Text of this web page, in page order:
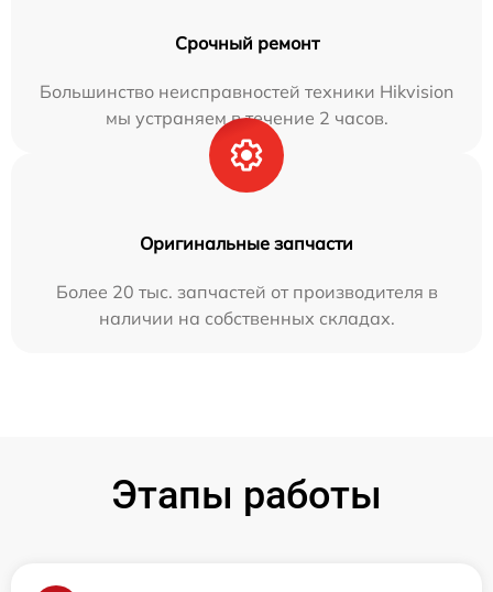
Срочный ремонт
Большинство неисправностей техники Hikvision
мы устраняем в течение 2 часов.
Оригинальные запчасти
Более 20 тыс. запчастей от производителя в
наличии на собственных складах.
Этапы работы